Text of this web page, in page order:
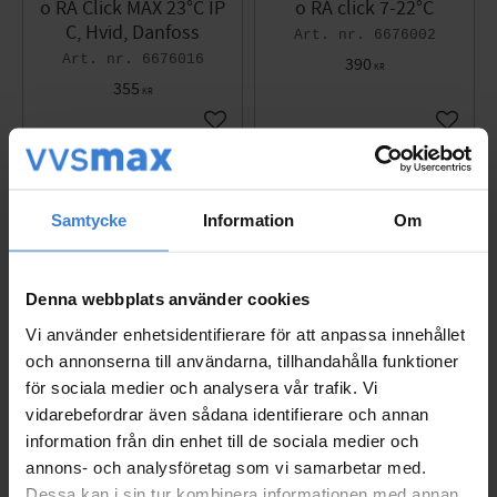
Samtycke Information Om
Denna webbplats använder cookies
Vi använder enhetsidentifierare för att anpassa innehållet
och annonserna till användarna, tillhandahålla funktioner
för sociala medier och analysera vår trafik. Vi
vidarebefordrar även sådana identifierare och annan
information från din enhet till de sociala medier och
annons- och analysföretag som vi samarbetar med.
Dessa kan i sin tur kombinera informationen med annan
o RA Click MAX 23°C IP
C, Hvid, Danfoss
6676016
355 KR
Gem som favorit
o RA click 7-22°C
6676002
390 KR
Gem
Radiatortermostat Aer
o RA click MAX 21
Radiatortermostat Aer
o RA click lös givare VIL